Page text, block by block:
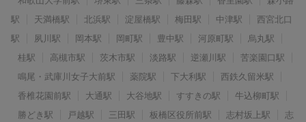
駅
天満橋駅 北浜駅 淀屋橋駅 梅田駅 中津駅
西宮北口
駅
夙川駅 岡本駅 岡町駅 豊中駅 河原町駅
烏丸駅
桂駅
高槻市駅 茨木市駅 淡路駅 逆瀬川駅
苦楽園口駅
鳴尾・武庫川女子大前駅
薬院駅 下大利駅
西鉄久留米駅
香椎花園前駅
大通駅 大谷地駅 すすきの駅
牛込柳町駅
勝どき駅
戸越駅 三田駅 板橋区役所前駅 志村坂上駅
志